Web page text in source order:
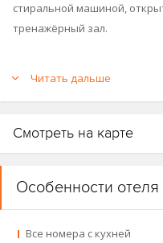
стиральной машиной,
тренажёрный зал.
Al Khoory Inn Hotel).
Читать дальше
Смотреть на карте
Особенности отеля
Все номера с кухней